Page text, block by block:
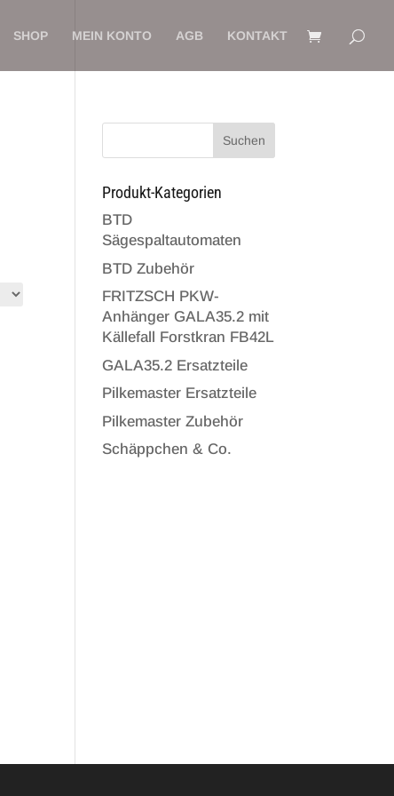
SHOP MEIN KONTO AGB KONTAKT
Suchen
Produkt-Kategorien
BTD
Sägespaltautomaten
BTD Zubehör
FRITZSCH PKW-
Anhänger GALA35.2 mit
Källefall Forstkran FB42L
GALA35.2 Ersatzteile
Pilkemaster Ersatzteile
Pilkemaster Zubehör
Schäppchen & Co.